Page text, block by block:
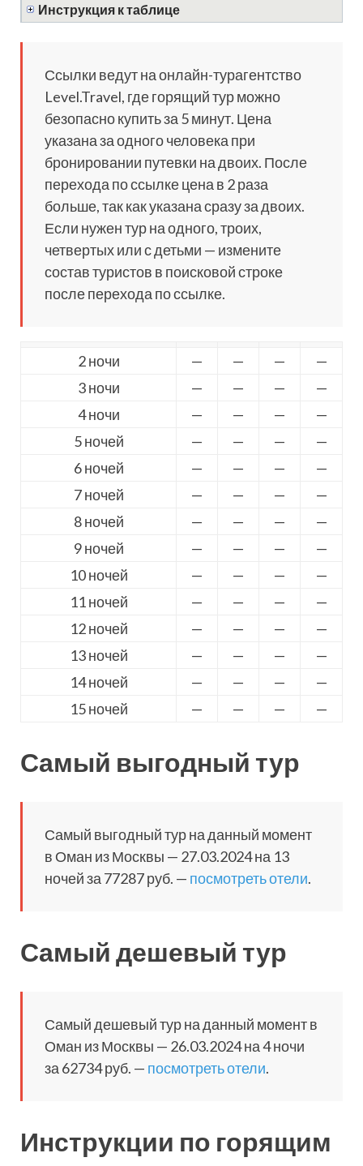
Инструкция к таблице
Ссылки ведут на онлайн-турагентство
Level.Travel, где горящий тур можно
безопасно купить за 5 минут. Цена
указана за одного человека при
бронировании путевки на двоих. После
перехода по ссылке цена в 2 раза
больше, так как указана сразу за двоих.
Если нужен тур на одного, троих,
четвертых или с детьми — измените
состав туристов в поисковой строке
после перехода по ссылке.
2 ночи — — —
—
3 ночи
— — —
—
4 ночи
— — —
—
5 ночей
— — —
—
6 ночей
— — —
—
7 ночей
— — —
—
8 ночей
— — —
—
9 ночей
— — —
—
10 ночей
— — —
—
11 ночей
— — —
—
12 ночей
— — —
—
13 ночей
— — —
—
14 ночей
— — —
—
15 ночей
— — — —
Самый выгодный тур
Самый выгодный тур на данный момент
в Оман из Москвы — 27.03.2024 на 13
ночей за 77287 руб. — посмотреть отели.
Самый дешевый тур
Самый дешевый тур на данный момент в
Оман из Москвы — 26.03.2024 на 4 ночи
за 62734 руб. — посмотреть отели.
Инструкции по горящим